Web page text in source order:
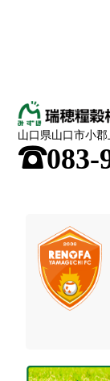
山口県山口市小
;083-